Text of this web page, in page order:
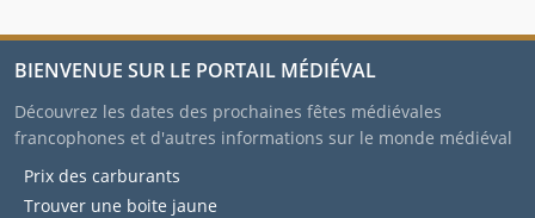
BIENVENUE SUR LE PORTAIL MÉDIÉVAL
Découvrez les dates des prochaines fêtes médiévales
francophones et d'autres informations sur le monde médiéval
Prix des carburants
Trouver une boite jaune